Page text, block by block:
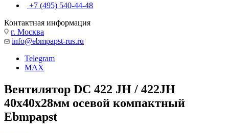
+7 (495) 540-44-48
Контактная информация
г. Москва
info@ebmpapst-rus.ru
Telegram
MAX
Вентилятор DC 422 JH / 422JH
40x40x28мм осевой компактный
Ebmpapst